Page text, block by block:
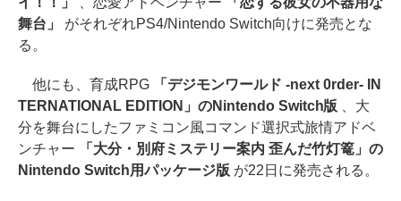
舞台」 がそれぞれPS4/Nintendo Switch向けに発売とな
る。
他にも、育成RPG
「デジモンワールド -next 0rder- IN
TERNATIONAL EDITION」のNintendo Switch版
、大
分を舞台にしたファミコン風コマンド選択式旅情アドベ
ンチャー
「大分・別府ミステリー案内 歪んだ竹灯篭」の
Nintendo Switch用パッケージ版 が22日に発売される。